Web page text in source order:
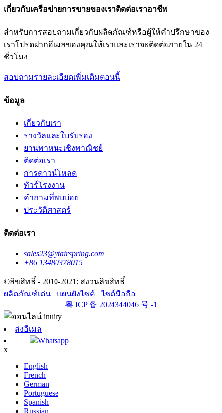
เกี่ยวกับเครือข่ายการขายของเราติดต่อเราอาชีพ
สำหรับการสอบถามเกี่ยวกับผลิตภัณฑ์หรือผู้ให้คำปรึกษาของ
เราโปรดฝากอีเมลของคุณให้เราและเราจะติดต่อภายใน 24
ชั่วโมง
สอบถามรายละเอียดเพิ่มเติมตอนนี้
ข้อมูล
เกี่ยวกับเรา
รางวัลและใบรับรอง
ยานพาหนะเชิงพาณิชย์
ติดต่อเรา
การดาวน์โหลด
ทัวร์โรงงาน
คำถามที่พบบ่อย
ประวัติศาสตร์
ติดต่อเรา
sales23@ytairspring.com
+86 13480378015
©ลิขสิทธิ์ - 2010-2021: สงวนลิขสิทธิ์
ผลิตภัณฑ์เด่น - แผนผังไซต์ -ไซต์มือถือ
粤 ICP 备 2024344046 号 -1
ส่งอีเมล
Whatsapp
x
English
French
German
Portuguese
Spanish
Russian